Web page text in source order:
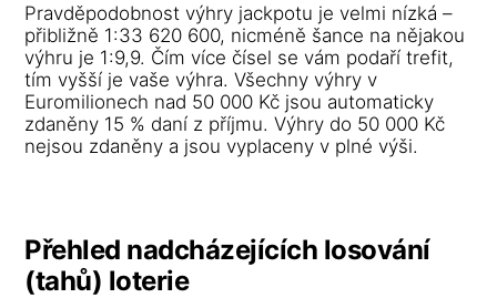
Pravděpodobnost výhry jackpotu je velmi nízká –
přibližně 1:33 620 600, nicméně šance na nějakou
výhru je 1:9,9. Čím více čísel se vám podaří trefit,
tím vyšší je vaše výhra. Všechny výhry v
Euromilionech nad 50 000 Kč jsou automaticky
zdaněny 15 % daní z příjmu. Výhry do 50 000 Kč
nejsou zdaněny a jsou vyplaceny v plné výši.
Přehled nadcházejících losování
(tahů) loterie